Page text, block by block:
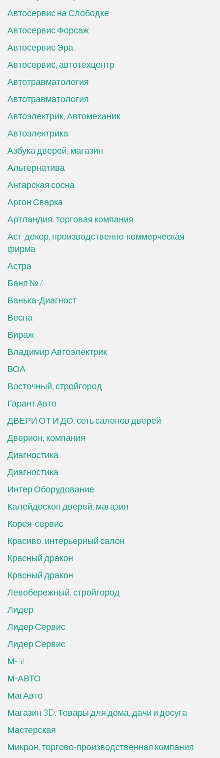
Автосервис на Слободке
Автосервис Форсаж
Автосервис Эра
Автосервис, автотехцентр
Автотравматология
Автотравматология
Автоэлектрик, Автомеханик
Автоэлектрика
Азбука дверей, магазин
Альтернатива
Ангарская сосна
Аргон Сварка
Артландия, торговая компания
Аст-декор, производственно-коммерческая
фирма
Астра
Баня №7
Ванька-Диагност
Весна
Вираж
Владимир Автоэлектрик
ВОА
Восточный, стройгород
Гарант Авто
ДВЕРИ ОТ И ДО, сеть салонов дверей
Дверион, компания
Диагностика
Диагностика
Интер Оборудование
Калейдоскоп дверей, магазин
Корея-сервис
Красиво, интерьерный салон
Красный дракон
Красный дракон
Левобережный, стройгород
Лидер
Лидер Сервис
Лидер Сервис
М-fit
М-АВТО
МагАвто
Магазин 3D. Товары для дома, дачи и досуга
Мастерская
Микрон, торгово-производственная компания